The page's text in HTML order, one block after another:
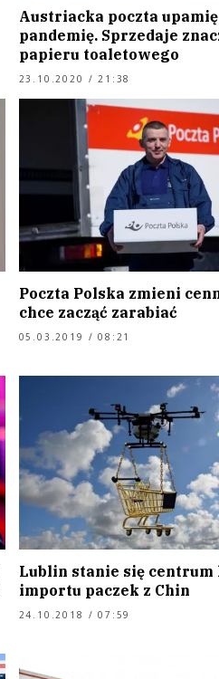
Austriacka poczta
pandemię. Sprzedaje
papieru toaletowego
23.10.2020 / 21:38
Poczta Polska zmieni
chce zacząć zarabiać
05.03.2019 / 08:21
Lublin stanie się
importu paczek z Chin
24.10.2018 / 07:59